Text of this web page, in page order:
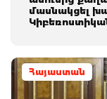
մասնակցել
Հայաստան